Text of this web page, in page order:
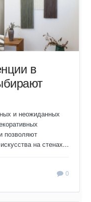
в
и неожиданных
позволяют
на стенах...
0